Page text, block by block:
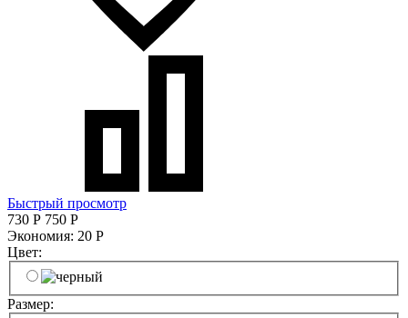
Быстрый просмотр
730 Р 750 Р
Экономия: 20 Р
Цвет:
Размер: